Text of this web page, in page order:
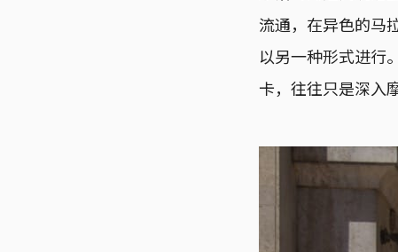
流通，在异色的
以另一种形式进行
卡，往往只是深入